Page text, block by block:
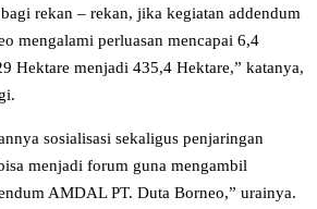
rekan – rekan, jika kegiatan addendum
mengalami perluasan mencapai 6,4
Hektare menjadi 435,4 Hektare,” katanya,
sosialisasi sekaligus penjaringan
menjadi forum guna mengambil
AMDAL PT. Duta Borneo,” urainya.